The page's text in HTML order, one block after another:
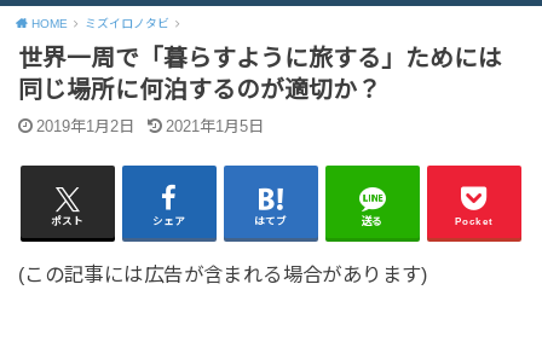
HOME ミズイロノタビ
世界一周で「暮らすように旅する」ためには
同じ場所に何泊するのが適切か？
2019年1月2日 2021年1月5日
ポスト シェア はてブ 送る Pocket
(この記事には広告が含まれる場合があります)